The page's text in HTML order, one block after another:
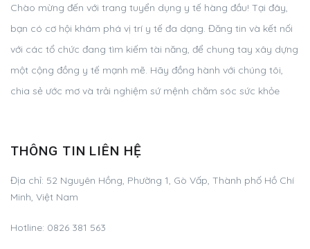
Chào mừng đến với trang tuyển dụng y tế hàng đầu! Tại đây,
bạn có cơ hội khám phá vị trí y tế đa dạng. Đăng tin và kết nối
với các tổ chức đang tìm kiếm tài năng, để chung tay xây dựng
một cộng đồng y tế mạnh mẽ. Hãy đồng hành với chúng tôi,
chia sẻ ước mơ và trải nghiệm sứ mệnh chăm sóc sức khỏe
THÔNG TIN LIÊN HỆ
Địa chỉ: 52 Nguyên Hồng, Phường 1, Gò Vấp, Thành phố Hồ Chí
Minh, Việt Nam
Hotline: 0826 381 563